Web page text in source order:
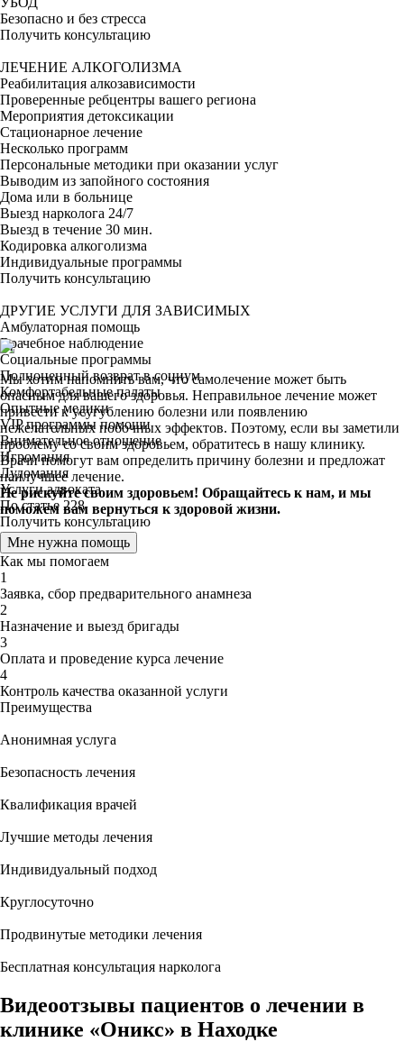
Безопасно и без стресса
Получить консультацию
ЛЕЧЕНИЕ АЛКОГОЛИЗМА
Реабилитация алкозависимости
Проверенные ребцентры вашего региона
Мероприятия детоксикации
Стационарное лечение
Несколько программ
Персональные методики при оказании услуг
Выводим из запойного состояния
Дома или в больнице
Выезд нарколога 24/7
Выезд в течение 30 мин.
Кодировка алкоголизма
Индивидуальные программы
Получить консультацию
ДРУГИЕ УСЛУГИ ДЛЯ ЗАВИСИМЫХ
Амбулаторная помощь
Врачебное наблюдение
Социальные программы
Полноценный возврат в социум
Комфортабельные палаты
Опытные медики
VIP программы помощи
Внимательное отношение
Игромания
Лудомания
Услуги адвоката
По статье 228
Получить консультацию
Мы хотим напомнить вам, что самолечение может быть
опасным для вашего здоровья. Неправильное лечение может
привести к усугублению болезни или появлению
нежелательных побочных эффектов. Поэтому, если вы заметили
проблему со своим здоровьем, обратитесь в нашу клинику.
Врачи помогут вам определить причину болезни и предложат
наилучшее лечение.
Не рискуйте своим здоровьем! Обращайтесь к нам, и мы
поможем вам вернуться к здоровой жизни.
Мне нужна помощь
Как мы помогаем
1
Заявка, сбор предварительного анамнеза
2
Назначение и выезд бригады
3
Оплата и проведение курса лечение
4
Контроль качества оказанной услуги
Преимущества
Анонимная услуга
Безопасность лечения
Квалификация врачей
Лучшие методы лечения
Индивидуальный подход
Круглосуточно
Продвинутые методики лечения
Бесплатная консультация нарколога
Видеоотзывы пациентов о лечении в
клинике «Оникс» в Находке